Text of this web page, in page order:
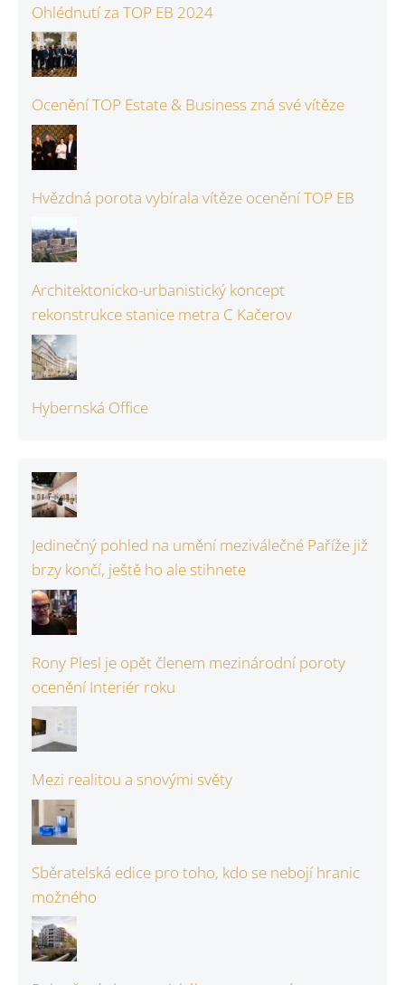
Ohlédnutí za TOP EB 2024
Ocenění TOP Estate & Business zná své vítěze
Hvězdná porota vybírala vítěze ocenění TOP EB
Architektonicko-urbanistický koncept
rekonstrukce stanice metra C Kačerov
Hybernská Office
Jedinečný pohled na umění meziválečné Paříže již
brzy končí, ještě ho ale stihnete
Rony Plesl je opět členem mezinárodní poroty
ocenění Interiér roku
Mezi realitou a snovými světy
Sběratelská edice pro toho, kdo se nebojí hranic
možného